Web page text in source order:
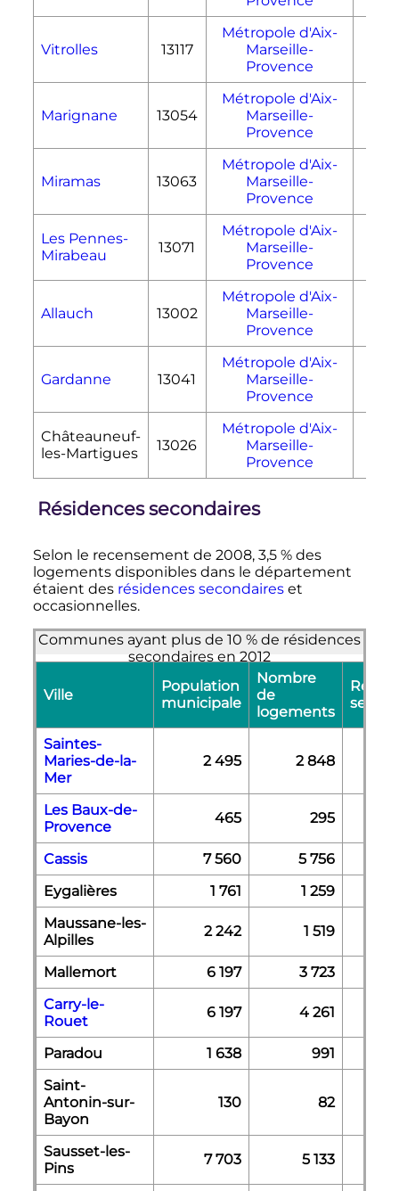
Vitrolles 13117
Métropole d'Aix-
Marseille-
Provence
Marignane 13054
Métropole d'Aix-
Marseille-
Provence
Miramas 13063
Métropole d'Aix-
Marseille-
Provence
Les Pennes-
Mirabeau
13071
Métropole d'Aix-
Marseille-
Provence
Allauch 13002
Métropole d'Aix-
Marseille-
Provence
Gardanne 13041
Métropole d'Aix-
Marseille-
Provence
Châteauneuf-
les-Martigues
13026
Métropole d'Aix-
Marseille-
Provence
Résidences secondaires
Selon le recensement de 2008, 3,5 % des
logements disponibles dans le département
étaient des résidences secondaireset
occasionnelles.
Communes ayant plus de 10 % de résidences
secondaires en 2012
Ville
Population
municipale
Nombre
de
logements
Saintes-
Maries-de-la-
Mer
2 495 2 848
Les Baux-de-
Provence
465 295
Cassis 7 560
5 756
Eygalières
1 761
1 259
Maussane-les-
Alpilles
2 242 1 519
Mallemort 6 197
3 723
Carry-le-
Rouet
6 197 4 261
Paradou 1 638
991
Saint-
Antonin-sur-
Bayon
130 82
Sausset-les-
Pins
7 703 5 133